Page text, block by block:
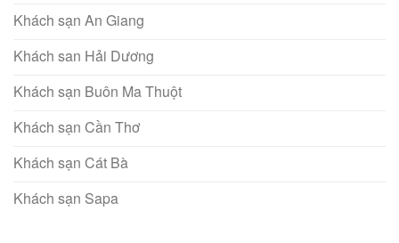
Khách sạn An Giang
Khách san Hải Dương
Khách sạn Buôn Ma Thuột
Khách sạn Cần Thơ
Khách sạn Cát Bà
Khách sạn Sapa